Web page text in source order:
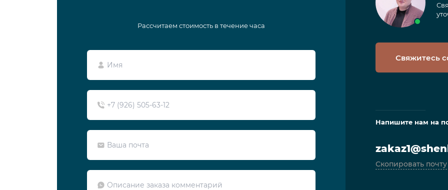
Рассчитаем стоимость в течение часа
Свяжитесь
Напишите нам на
Скопировать почту